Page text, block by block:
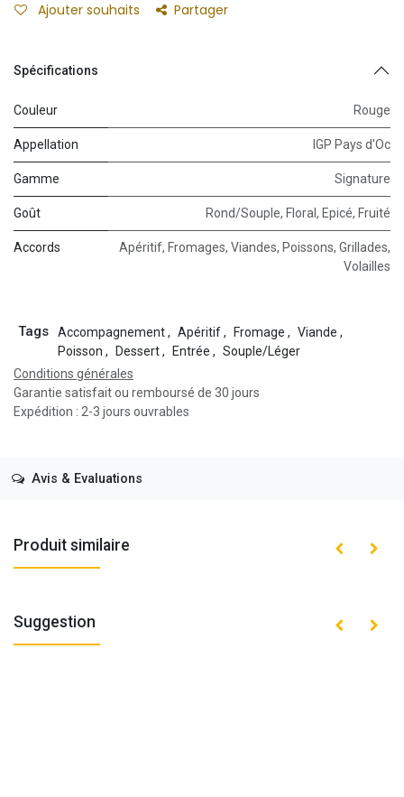
Ajouter souhaits Partager
Spécifications
Couleur Rouge
Appellation IGP Pays d'Oc
Gamme Signature
Goût Rond/Souple, Floral, Epicé, Fruité
Accords Apéritif, Fromages, Viandes, Poissons, Grillades,
Volailles
Tags Accompagnement, Apéritif, Fromage , Viande ,
Poisson , Dessert, Entrée , Souple/Léger
Conditions générales
Garantie satisfait ou remboursé de 30 jours
Expédition : 2-3 jours ouvrables
Avis & Evaluations
Produit similaire
Suggestion